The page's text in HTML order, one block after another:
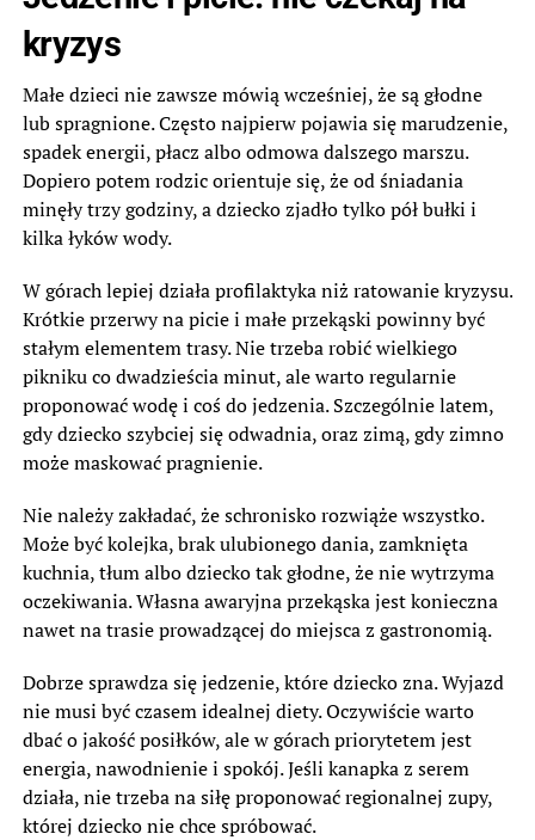
kryzys
Małe dzieci nie zawsze mówią wcześniej, że są głodne
lub spragnione. Często najpierw pojawia się marudzenie,
spadek energii, płacz albo odmowa dalszego marszu.
Dopiero potem rodzic orientuje się, że od śniadania
minęły trzy godziny, a dziecko zjadło tylko pół bułki i
kilka łyków wody.
W górach lepiej działa profilaktyka niż ratowanie kryzysu.
Krótkie przerwy na picie i małe przekąski powinny być
stałym elementem trasy. Nie trzeba robić wielkiego
pikniku co dwadzieścia minut, ale warto regularnie
proponować wodę i coś do jedzenia. Szczególnie latem,
gdy dziecko szybciej się odwadnia, oraz zimą, gdy zimno
może maskować pragnienie.
Nie należy zakładać, że schronisko rozwiąże wszystko.
Może być kolejka, brak ulubionego dania, zamknięta
kuchnia, tłum albo dziecko tak głodne, że nie wytrzyma
oczekiwania. Własna awaryjna przekąska jest konieczna
nawet na trasie prowadzącej do miejsca z gastronomią.
Dobrze sprawdza się jedzenie, które dziecko zna. Wyjazd
nie musi być czasem idealnej diety. Oczywiście warto
dbać o jakość posiłków, ale w górach priorytetem jest
energia, nawodnienie i spokój. Jeśli kanapka z serem
działa, nie trzeba na siłę proponować regionalnej zupy,
której dziecko nie chce spróbować.